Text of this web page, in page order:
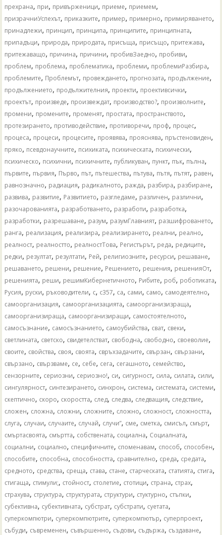
прехрана, при, привърженици, приеме, приемем,
призрачниУспехът, приказките, пример, примерно, примиряването,
принадлежи, принцип, принципа, принципите, принципната,
припадъци, природа, природата, присъща, присъщо, притежава,
притежаващо, причина, причини, пробивЗаедно, пробиви,
проблем, проблема, проблематика, проблеми, проблемиРазбира,
проблемите, Проблемът, провеждането, прогнозата, продължение,
продължението, продължителния, проекти, проективсички,
проектът, произведе, произвеждат, производство?, произволните,
промени, промените, променят, простата, пространството,
протезирането, противодействие, противоречи, проф, процес,
процеса, процеси, процесите, проявява, прояснява, пръстеновиден,
пряко, псевдонаучните, психиката, психическата, психически,
психическо, психични, психичните, публикуван, пункт, пък, пълна,
първите, първия, Първо, път, пътешества, пътува, пътя, пътят, равен,
равнозначно, радиация, радикалното, ражда, разбира, разбиране,
развива, развитие, Развитието, разгледаме, различен, различни,
разочарованията, разработването, разработи, разработка,
разработки, разрешаване, разум, разумГлавният, разшифроването,
ранга, реализация, реализира, реализирането, реални, реално,
реалност, реалностто, реалностТова, Регистърът, реда, редиците,
редки, резултат, резултати, Рей, религиозните, ресурси, решаване,
решаването, решени, решение, Решението, решения, решенияОт,
решенията, реши, решимКибернетичното, Рибите, роб, роботиката,
Русия, руски, ръководители, с, с357, са, сами, само, самодеятелно,
самоорганизация, самоорганизацията, самоорганизизраща,
самоорганизираща, самоорганизиращи, самостоятелното,
самосъзнание, самосъзнанието, самоубийства, сват, свеки,
светлината, светско, свидетелстват, свободна, свободно, своеволие,
своите, свойства, своя, своята, свръхзадачите, свързан, свързани,
свързано, свързваме, се, себе, сега, сегашното, семейство,
сензорните, сериозни, сериозно!, си, сигурност, сила, силата, сили,
сингулярност, синтезирането, синхрон, система, системата, системи,
скептично, скоро, скоростта, след, следва, следващия, следствие,
сложен, сложна, сложни, сложните, сложно, сложност, сложността,
слуга, случаи, случаите, случай, случи”, сме, сметка, смисъл, смърт,
смъртасвоята, смъртта, собствената, социална, Социалната,
социални, социално, специфичните, споменавам, способ, способен,
способите, способна, способността, сравнително, среда, средата,
средното, средства, среща, става, стане, старческата, статията, стига,
стигаща, стимули;, стойност, столетие, стотици, страна, страх,
страхува, структура, структурата, структури, стуктурно, стъпки,
субективна, субективната, субстрат, субстрати, суетата,
суперкомпютри, суперкомпютрите, суперкомпютър, суперпроект,
събуди, съвременен, съвършенно, съдови, съдържа, създаване,